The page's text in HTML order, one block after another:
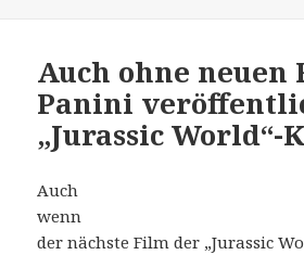
Auch ohne neuen
Panini
„Jurassic
Auch
wenn
der nächste Film der „Jurassic